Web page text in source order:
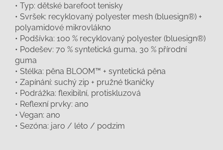
• Typ: dětské barefoot tenisky
• Svršek: recyklovaný polyester mesh (bluesign®) +
polyamidové mikrovlákno
• Podšívka: 100 % recyklovaný polyester (bluesign®)
• Podešev: 70 % syntetická guma, 30 % přírodní
guma
• Stélka: pěna BLOOM™ + syntetická pěna
• Zapínání: suchý zip + pružné tkaničky
• Podrážka: flexibilní, protiskluzová
• Reflexní prvky: ano
• Vegan: ano
• Sezóna: jaro / léto / podzim